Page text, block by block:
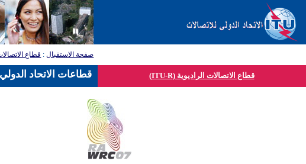
صفحة الاستقبال: قطاع
قطاع الاتصالات الراديوية (ITU-R) قطاعات الاتحاد